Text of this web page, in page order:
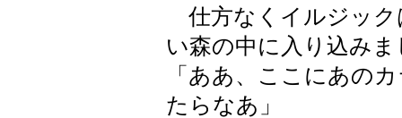
仕方なくイルジック
い森の中に入り込みま
「ああ、ここにあの
たらなあ」